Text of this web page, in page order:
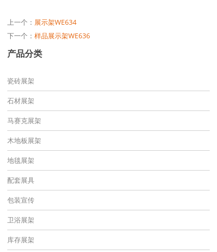
上一个： 展示架WE634
下一个： 样品展示架WE636
产品分类
瓷砖展架
石材展架
马赛克展架
木地板展架
地毯展架
配套展具
包装宣传
卫浴展架
库存展架